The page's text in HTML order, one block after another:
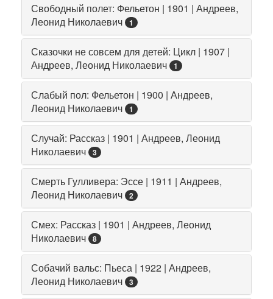
Свободный полет: Фельетон | 1901 | Андреев,
Леонид Николаевич
1
Сказочки не совсем для детей: Цикл | 1907 |
Андреев, Леонид Николаевич
1
Слабый пол: Фельетон | 1900 | Андреев,
Леонид Николаевич
1
Случай: Рассказ | 1901 | Андреев, Леонид
Николаевич
3
Смерть Гулливера: Эссе | 1911 | Андреев,
Леонид Николаевич
2
Смех: Рассказ | 1901 | Андреев, Леонид
Николаевич
8
Собачий вальс: Пьеса | 1922 | Андреев,
Леонид Николаевич
3